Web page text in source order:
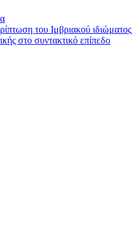
του Ιμβριακού ιδιώματος
στο συντακτικό επίπεδο